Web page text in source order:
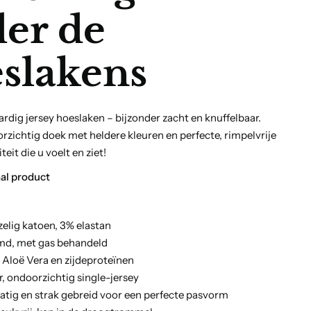
de
jersey hoeslaken – bijzonder zacht en knuffelbaar.
doek met heldere kleuren en perfecte, rimpelvrije
die u voelt en ziet!
product
katoen, 3% elastan
met gas behandeld
Vera en zijdeproteïnen
ondoorzichtig single-jersey
en strak gebreid voor een perfecte pasvorm